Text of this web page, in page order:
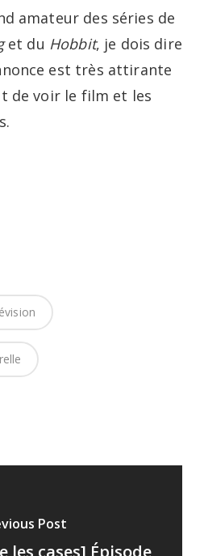
amateur des séries de
et du Hobbit, je dois dire
est très attirante
de voir le film et les
Post
les cases] Épisode